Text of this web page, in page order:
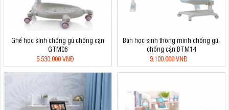
Ghế học sinh chống gù chống cận
GTM06
5.530.000 VNĐ
Bàn học sinh thông minh chống gù,
chống cận BTM14
9.100.000 VNĐ